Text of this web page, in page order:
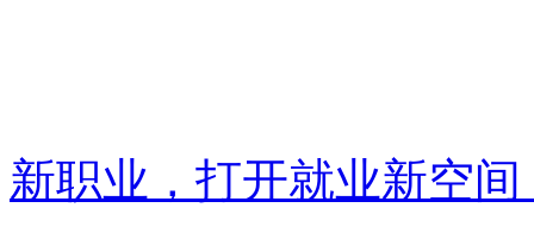
新职业，打开就业新空